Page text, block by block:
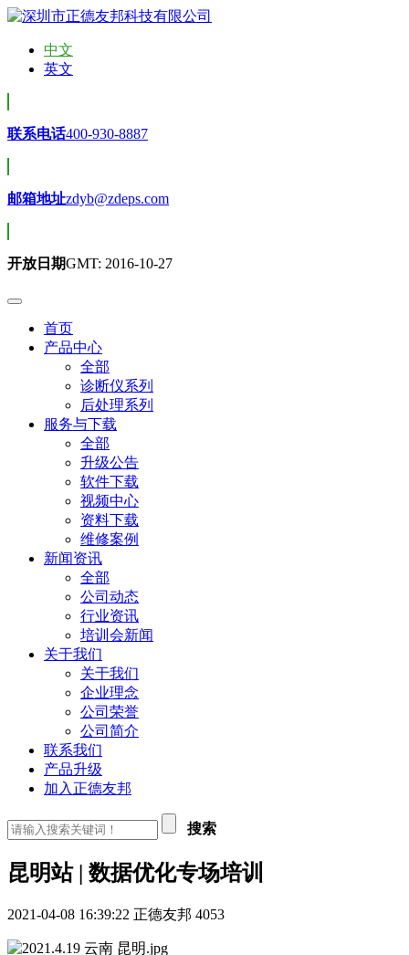
中文
英文
联系电话400-930-8887
邮箱地址zdyb@zdeps.com
开放日期GMT: 2016-10-27
首页
产品中心
全部
诊断仪系列
后处理系列
服务与下载
全部
升级公告
软件下载
视频中心
资料下载
维修案例
新闻资讯
全部
公司动态
行业资讯
培训会新闻
关于我们
关于我们
企业理念
公司荣誉
公司简介
联系我们
产品升级
加入正德友邦
搜索
昆明站 | 数据优化专场培训
2021-04-08 16:39:22 正德友邦 4053